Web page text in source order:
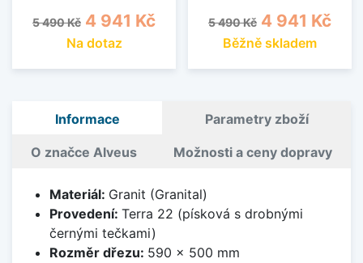
Běžná cena
5 490 Kč Cena
4 941 Kč
Na dotaz
Běžná cena
5 490 Kč Cena
4 941 Kč
Běžně skladem
Informace Parametry zboží
O značce Alveus Možnosti a ceny dopravy
Materiál: Granit (Granital)
Provedení: Terra 22 (písková s drobnými
černými tečkami)
Rozměr dřezu: 590 x 500 mm